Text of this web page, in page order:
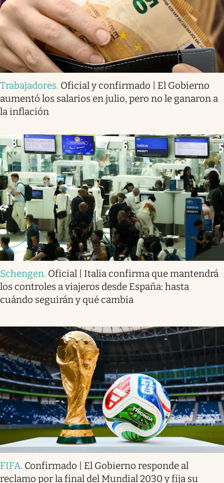
Trabajadores. Oficial y confirmado | El Gobierno
aumentó los salarios en julio, pero no le ganaron a
la inflación
Schengen. Oficial | Italia confirma que mantendrá
los controles a viajeros desde España: hasta
cuándo seguirán y qué cambia
FIFA. Confirmado | El Gobierno responde al
reclamo por la final del Mundial 2030 y fija su